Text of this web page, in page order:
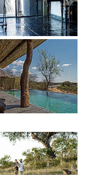
version
version